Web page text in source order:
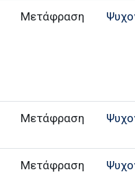
Μετάφραση
Μετάφραση
Μετάφραση